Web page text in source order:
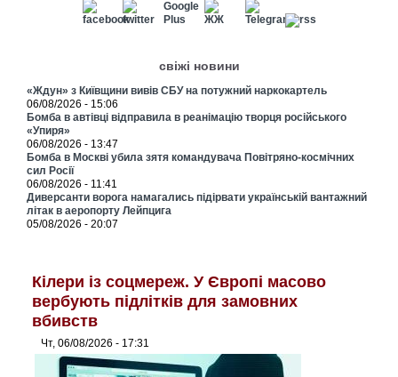
свіжі новини
«Ждун» з Київщини вивів СБУ на потужний наркокартель
06/08/2026 - 15:06
Бомба в автівці відправила в реанімацію творця російського
«Упиря»
06/08/2026 - 13:47
Бомба в Москві убила зятя командувача Повітряно-космічних
сил Росії
06/08/2026 - 11:41
Диверсанти ворога намагались підірвати українській вантажний
літак в аеропорту Лейпцига
05/08/2026 - 20:07
Кілери із соцмереж. У Європі масово
вербують підлітків для замовних
вбивств
Чт, 06/08/2026 - 17:31